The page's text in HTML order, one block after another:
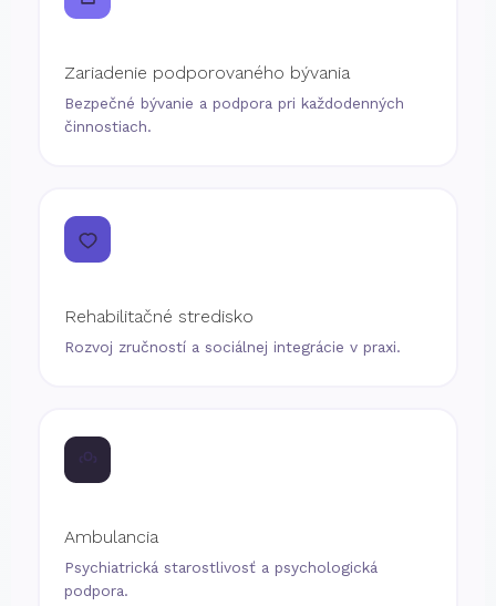
Zariadenie podporovaného bývania
Bezpečné bývanie a podpora pri každodenných
činnostiach.
Rehabilitačné stredisko
Rozvoj zručností a sociálnej integrácie v praxi.
Ambulancia
Psychiatrická starostlivosť a psychologická
podpora.